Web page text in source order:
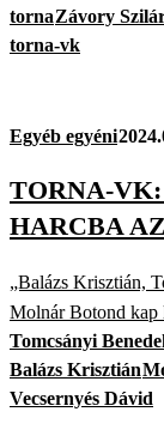
tornaZávory
torna-vk
Egyéb egyéni
TORNA-
HARCBA
„Balázs Krisztián,
Molnár Botond kap
Tomcsányi
Balázs Krisztián
Vecsernyés Dávid